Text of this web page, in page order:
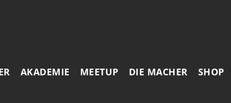
AKADEMIE MEETUP DIE MACHER SHOP